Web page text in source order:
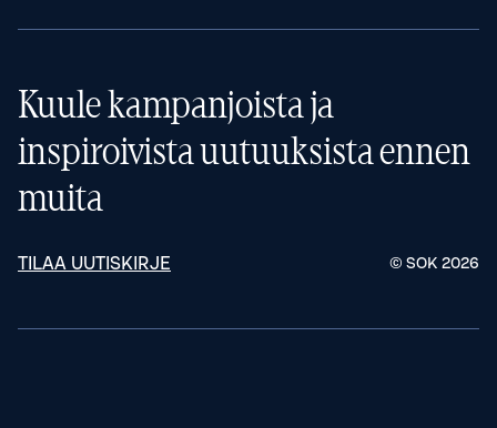
Kuule kampanjoista ja
inspiroivista uutuuksista ennen
muita
TILAA UUTISKIRJE © SOK 2026